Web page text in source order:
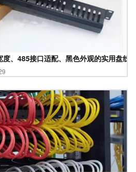
、485接口适配、黑色外观的实用盘线